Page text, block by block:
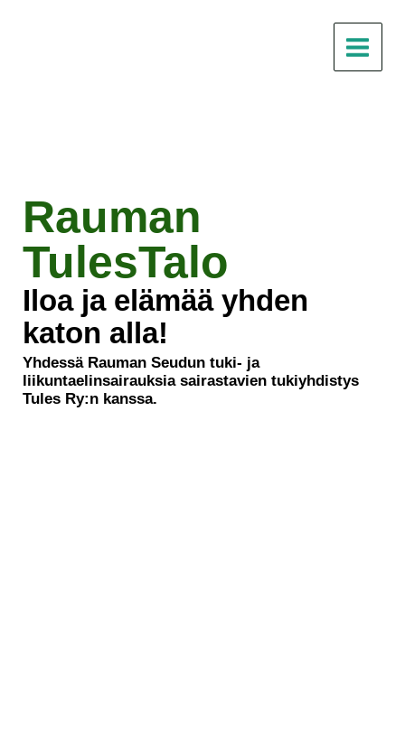
Rauman
TulesTalo
Iloa ja elämää yhden
katon alla!
Yhdessä Rauman Seudun tuki- ja
liikuntaelinsairauksia sairastavien tukiyhdistys
Tules Ry:n kanssa.